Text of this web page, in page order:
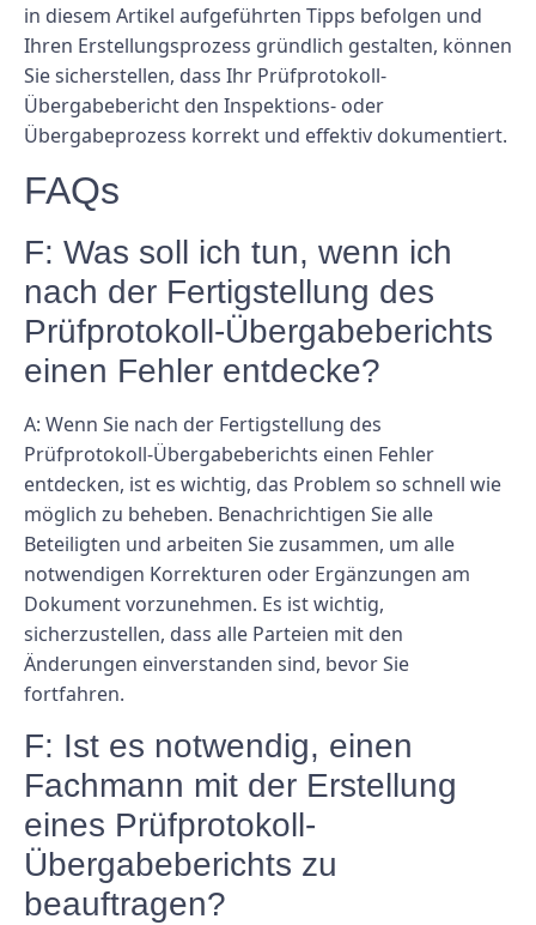
in diesem Artikel aufgeführten Tipps befolgen und
Ihren Erstellungsprozess gründlich gestalten, können
Sie sicherstellen, dass Ihr Prüfprotokoll-
Übergabebericht den Inspektions- oder
Übergabeprozess korrekt und effektiv dokumentiert.
FAQs
F: Was soll ich tun, wenn ich
nach der Fertigstellung des
Prüfprotokoll-Übergabeberichts
einen Fehler entdecke?
A: Wenn Sie nach der Fertigstellung des
Prüfprotokoll-Übergabeberichts einen Fehler
entdecken, ist es wichtig, das Problem so schnell wie
möglich zu beheben. Benachrichtigen Sie alle
Beteiligten und arbeiten Sie zusammen, um alle
notwendigen Korrekturen oder Ergänzungen am
Dokument vorzunehmen. Es ist wichtig,
sicherzustellen, dass alle Parteien mit den
Änderungen einverstanden sind, bevor Sie
fortfahren.
F: Ist es notwendig, einen
Fachmann mit der Erstellung
eines Prüfprotokoll-
Übergabeberichts zu
beauftragen?